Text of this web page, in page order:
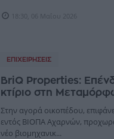
18:30, 06 Μαΐου 2026
ΕΠΙΧΕΙΡΉΣΕΙΣ
BriQ Properties:
κτίριο στη
Στην αγορά οικοπέδου,
εντός ΒΙΟΠΑ Αχαρνών,
νέο βιομηχανικ...